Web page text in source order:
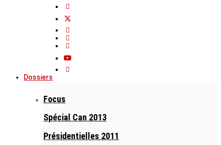
Dossiers
Focus
Spécial Can 2013
Présidentielles 2011